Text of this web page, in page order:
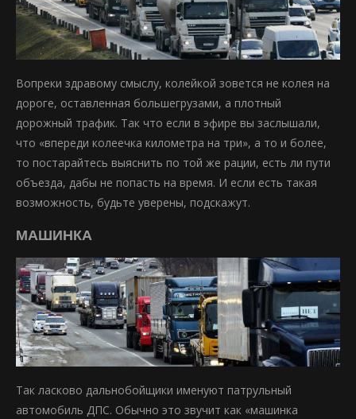
Вопреки здравому смыслу, колейкой зовется не колея на
дороге, оставленная большегрузами, а плотный
дорожный трафик. Так что если в эфире вы заслышали,
что «впереди колеечка километра на три», а то и более,
то постарайтесь выяснить по той же рации, есть ли пути
объезда, дабы не попасть на время. И если есть такая
возможность, будьте уверены, подскажут.
МАШИНКА
Так ласково дальнобойщики именуют патрульный
автомобиль ДПС. Обычно это звучит как «машинка